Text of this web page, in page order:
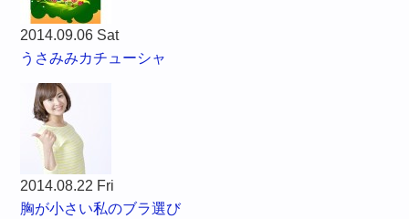
2014.09.06 Sat
うさみみカチューシャ
2014.08.22 Fri
胸が小さい私のブラ選び